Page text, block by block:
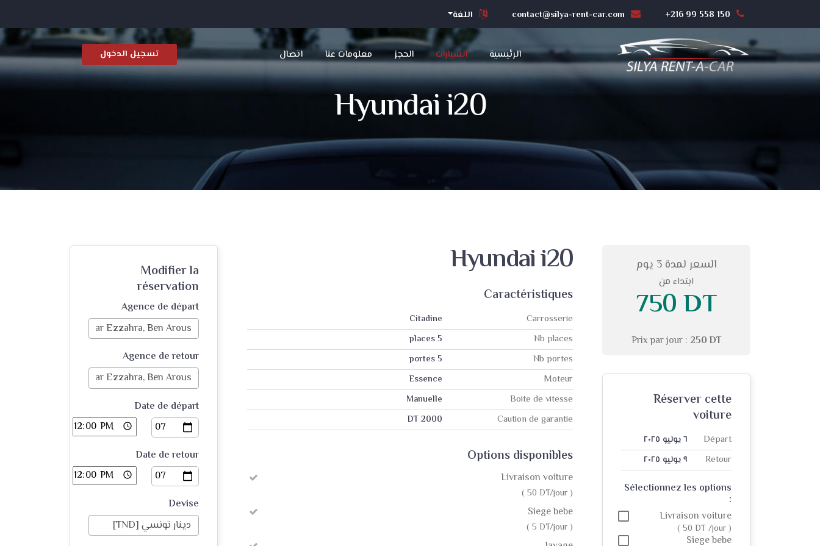
+216 99 558 150
contact@silya-rent-car.com اللغة
اتصال معلومات عنا الحجز السيارات الرئيسية تسجيل الدخول
Hyundai i20
السعر لمدة 3 يوم
ابتداء من
750 DT
Prix par jour : 250 DT
Réserver cette
voiture
Départ ٦ يوليو ٢٠٢٥
Retour ٩ يوليو ٢٠٢٥
Sélectionnez les options
:
Livraison voiture
( 50 DT /jour )
Siege bebe
Hyundai i20
Caractéristiques
Carrosserie
Citadine
Nb places
5 places
Nb portes
5 portes
Moteur
Essence
Boite de vitesse
Manuelle
Caution de garantie
2000 DT
Options disponibles
Livraison voiture
( 50 DT/jour )
Siege bebe
( 5 DT/jour )
Modifier la
réservation
Agence de départ
Agence de retour
Date de départ
Date de retour
Devise